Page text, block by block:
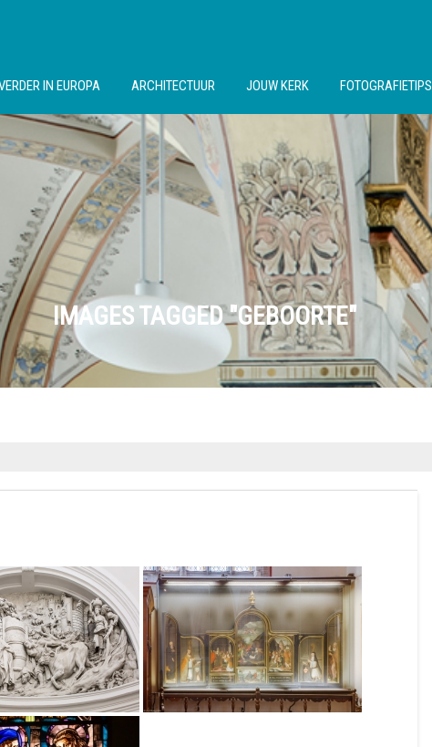
IN EUROPA ARCHITECTUUR JOUW KERK FOTOGRAFIETIPS
IMAGES TAGGED "GEBOORTE"